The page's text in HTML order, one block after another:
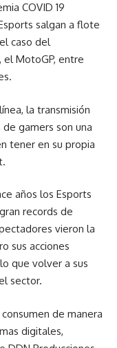
COVID 19
salgan a flote
caso del
el MotoGP, entre
la transmisión
gamers son una
tener en su propia
años los Esports
records de
vieron la
sus acciones
que volver a sus
sector.
de manera
digitales,